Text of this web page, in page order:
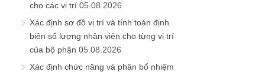
cho các vị trí 05.08.2026
Xác định sơ đồ vị trí và tính toán định
biên số lượng nhân viên cho từng vị trí
của bộ phận 05.08.2026
Xác định chức năng và phân bổ nhiệm